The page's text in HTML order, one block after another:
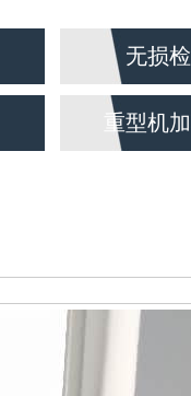
无损
重型机